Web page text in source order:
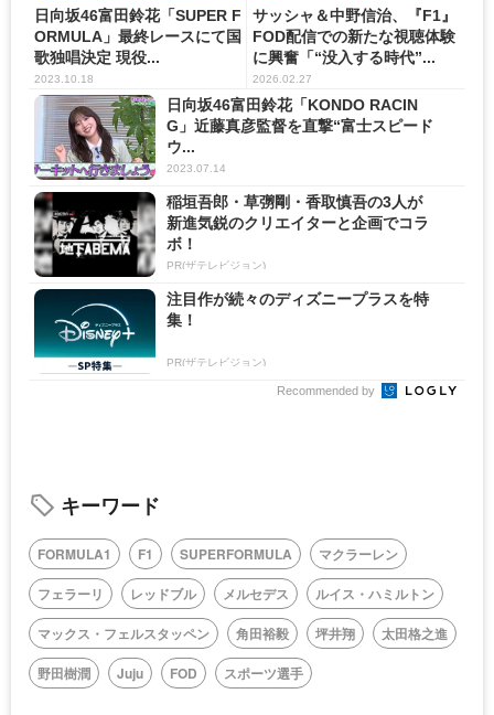
日向坂46富田鈴花「SUPER F
ORMULA」最終レースにて国
歌独唱決定 現役...
2023.10.18
サッシャ＆中野信治、『F1』
FOD配信での新たな視聴体験
に興奮「“没入する時代”...
2026.02.27
日向坂46富田鈴花「KONDO RACIN
G」近藤真彦監督を直撃“富士スピード
ウ...
2023.07.14
稲垣吾郎・草彅剛・香取慎吾の3人が
新進気鋭のクリエイターと企画でコラ
ボ！
PR(ザテレビジョン)
注目作が続々のディズニープラスを特
集！
PR(ザテレビジョン)
Recommended by
キーワード
FORMULA1 F1 SUPERFORMULA
マクラーレン
フェラーリ
レッドブル メルセデス
ルイス・ハミルトン
マックス・フェルスタッペン
角田裕毅 坪井翔
太田格之進
野田樹潤
Juju FOD スポーツ選手